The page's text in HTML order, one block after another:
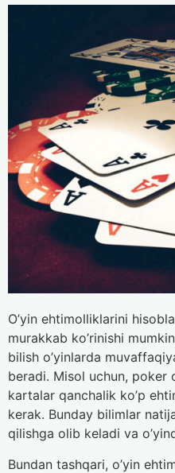
O’yin ehtimolliklarini
murakkab ko’rinishi
bilish o’yinlarda
beradi. Misol uchun, poker
kartalar qanchalik ko’p
kerak. Bunday bilimlar
qilishga olib keladi va
Bundan tashqari, o’yin